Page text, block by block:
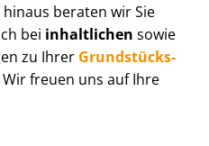
beraten wir Sie
bei inhaltlichen sowie
zu Ihrer Grund­stücks­
Wir freuen uns auf Ihre